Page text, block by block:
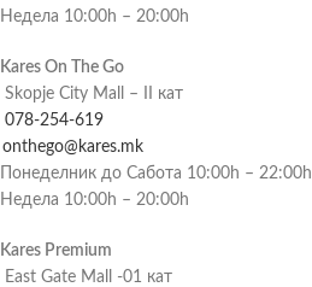
Недела 10:00h – 20:00h
Kares On The Go
Skopje City Mall – II кат
078-254-619
onthego@kares.mk
Понеделник до Сабота 10:00h – 22:00h
Недела 10:00h – 20:00h
Kares Premium
East Gate Mall -01 кат